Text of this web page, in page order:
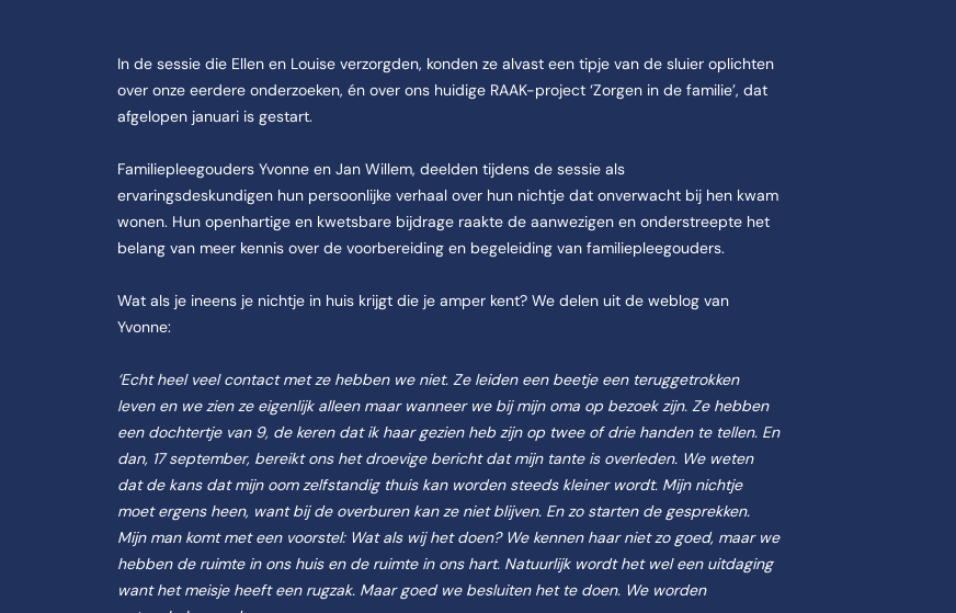
In de sessie die Ellen en Louise verzorgden, konden ze alvast een tipje van de sluier oplichten
over onze eerdere onderzoeken, én over ons huidige RAAK-project ‘Zorgen in de familie’, dat
afgelopen januari is gestart.
Familiepleegouders Yvonne en Jan Willem, deelden tijdens de sessie als
ervaringsdeskundigen hun persoonlijke verhaal over hun nichtje dat onverwacht bij hen kwam
wonen. Hun openhartige en kwetsbare bijdrage raakte de aanwezigen en onderstreepte het
belang van meer kennis over de voorbereiding en begeleiding van familiepleegouders.
Wat als je ineens je nichtje in huis krijgt die je amper kent? We delen uit de weblog van
Yvonne:
‘Echt heel veel contact met ze hebben we niet. Ze leiden een beetje een teruggetrokken
leven en we zien ze eigenlijk alleen maar wanneer we bij mijn oma op bezoek zijn. Ze hebben
een dochtertje van 9, de keren dat ik haar gezien heb zijn op twee of drie handen te tellen. En
dan, 17 september, bereikt ons het droevige bericht dat mijn tante is overleden. We weten
dat de kans dat mijn oom zelfstandig thuis kan worden steeds kleiner wordt. Mijn nichtje
moet ergens heen, want bij de overburen kan ze niet blijven. En zo starten de gesprekken.
Mijn man komt met een voorstel: Wat als wij het doen? We kennen haar niet zo goed, maar we
hebben de ruimte in ons huis en de ruimte in ons hart. Natuurlijk wordt het wel een uitdaging
want het meisje heeft een rugzak. Maar goed we besluiten het te doen. We worden